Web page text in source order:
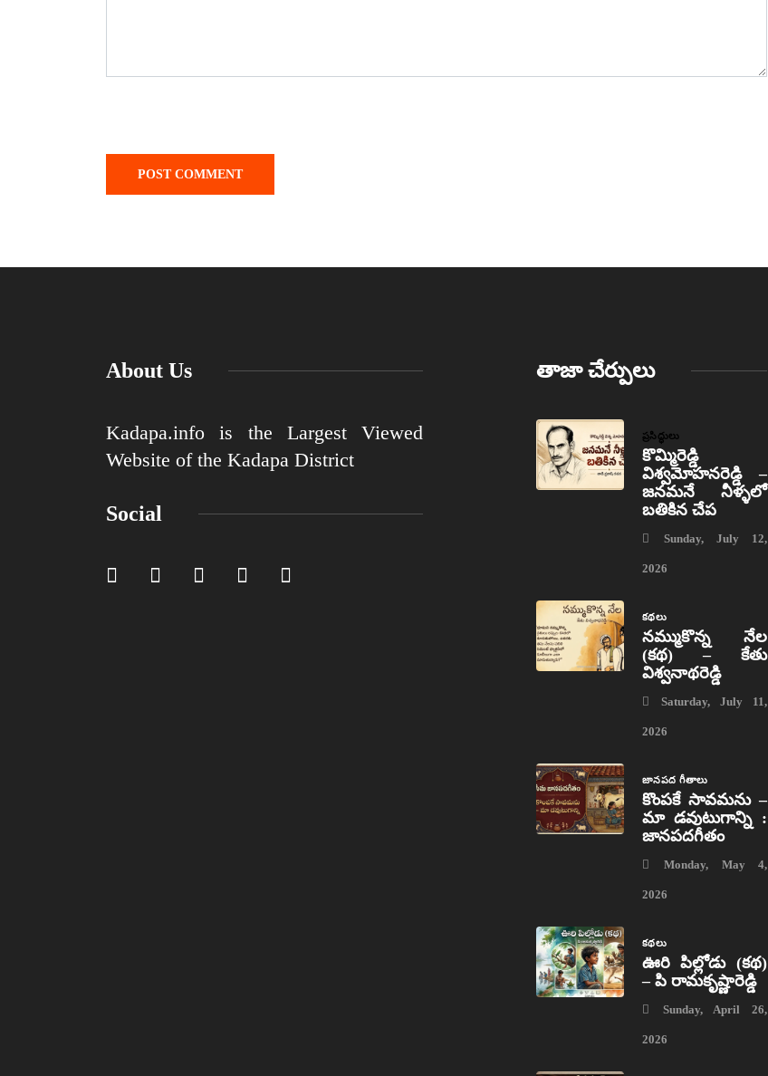
About Us
Kadapa.info is the Largest Viewed
Website of the Kadapa District
Social
తాజా చేర్పులు
ప్రసిద్ధులు
కొమ్మిరెడ్డి
విశ్వమోహనరెడ్డి –
జనమనే నీళ్ళలో
బతికిన చేప
Sunday, July 12,
2026
కథలు
నమ్ముకొన్న నేల
(కథ) – కేతు
విశ్వనాథరెడ్డి
Saturday, July 11,
2026
జానపద గీతాలు
కొంపకే సావమను –
మా డవుటుగాన్ని :
జానపదగీతం
Monday, May 4,
2026
కథలు
ఊరి పిల్లోడు (కథ)
– పి రామకృష్ణారెడ్డి
Sunday, April 26,
2026